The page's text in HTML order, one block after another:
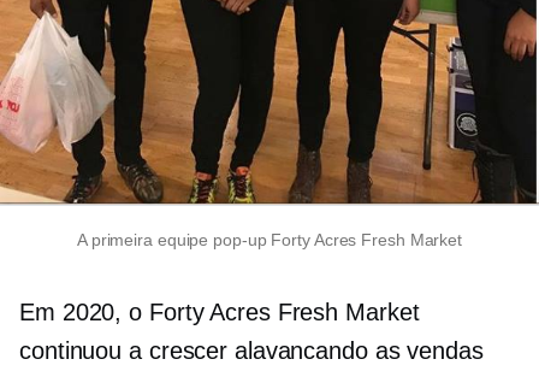
A primeira equipe pop-up Forty Acres Fresh Market
Em 2020, o Forty Acres Fresh Market
continuou a crescer alavancando as vendas